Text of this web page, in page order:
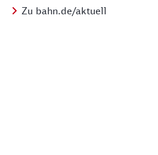
Zu bahn.de/aktuell